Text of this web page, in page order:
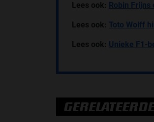
Lees ook: Robin
Lees ook: Toto Wolff
Lees ook: Unieke F1-